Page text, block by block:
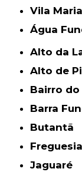
Vila
Água
Alto da
Alto de
Bairro
Barra
Butantã
Jaguaré